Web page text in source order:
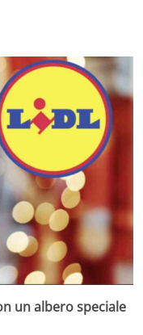
un albero speciale